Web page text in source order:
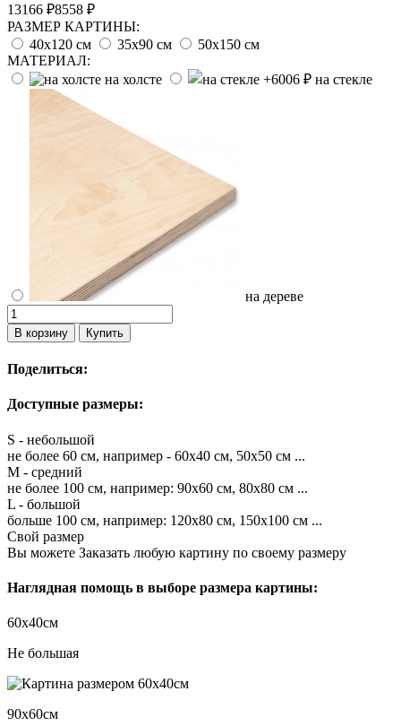
13166 ₽8558 ₽
РАЗМЕР КАРТИНЫ:
40х120 см
35х90 см
50х150 см
МАТЕРИАЛ:
на холсте
на стекле
на дереве
В корзину Купить
Поделиться:
Доступные размеры:
S - небольшой
не более 60 см, например - 60х40 см, 50х50 см ...
M - средний
не более 100 см, например: 90х60 см, 80х80 см ...
L - большой
больше 100 см, например: 120х80 см, 150х100 см ...
Свой размер
Вы можете Заказать любую картину по своему размеру
Наглядная помощь в выборе размера картины:
60х40см
Не большая
90х60см